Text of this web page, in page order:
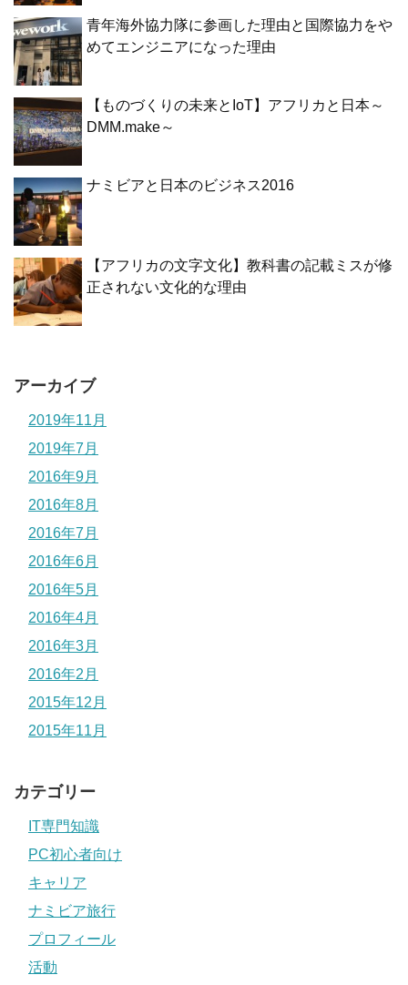
青年海外協力隊に参画した理由と国際協力をや
めてエンジニアになった理由
【ものづくりの未来とIoT】アフリカと日本～
DMM.make～
ナミビアと日本のビジネス2016
【アフリカの文字文化】教科書の記載ミスが修
正されない文化的な理由
アーカイブ
2019年11月
2019年7月
2016年9月
2016年8月
2016年7月
2016年6月
2016年5月
2016年4月
2016年3月
2016年2月
2015年12月
2015年11月
カテゴリー
IT専門知識
PC初心者向け
キャリア
ナミビア旅行
プロフィール
活動